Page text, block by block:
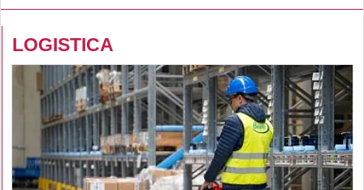
LOGISTICA